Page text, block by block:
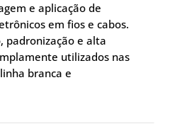
e aplicação de
em fios e cabos.
padronização e alta
utilizados nas
branca e